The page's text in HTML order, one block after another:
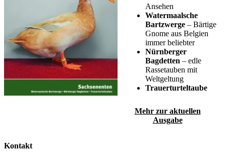
Ansehen
Watermaalsche
Bartzwerge – Bärtige
Gnome aus Belgien
immer beliebter
Nürnberger
Bagdetten – edle
Rassetauben mit
Weltgeltung
Trauerturteltaube
Mehr zur aktuellen
Ausgabe
Kontakt